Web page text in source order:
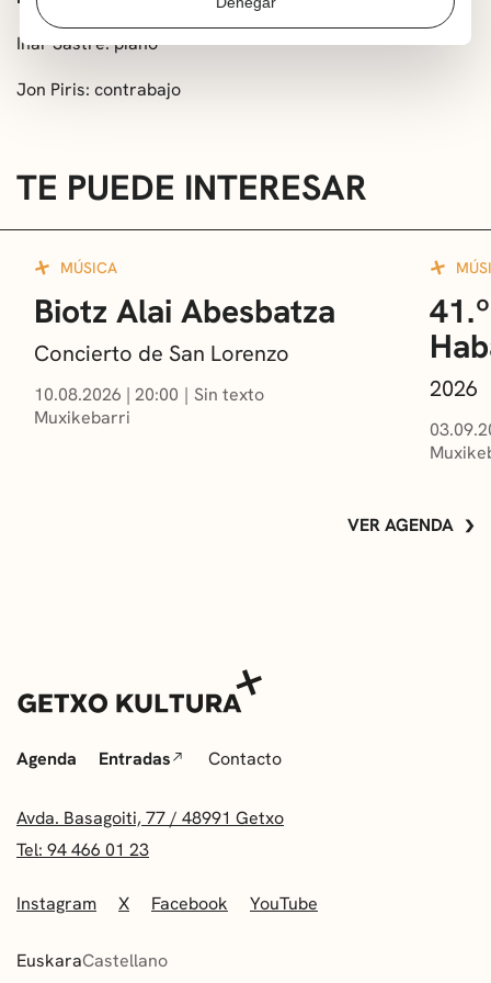
Iñar Sastre: piano
Jon Piris: contrabajo
TE PUEDE INTERESAR
MÚSICA
Biotz Alai Abesbatza
Concierto de San Lorenzo
10.08.2026 | 20:00
Sin texto
Muxikebarri
2026
VER AGENDA
Agenda Entradas Contacto
Avda. Basagoiti, 77 / 48991 Getxo
Tel: 94 466 01 23
Instagram X Facebook YouTube
EuskaraCastellano